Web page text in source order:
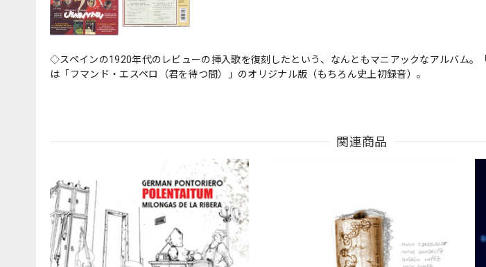
◇スペインの1920年代のレビューの挿入歌を復刻したという、なんともマニアックなアルバム
は「フマンド・エスペロ（君を待つ間）」のオリジナル版（もちろん史上初録音）。
関連商品